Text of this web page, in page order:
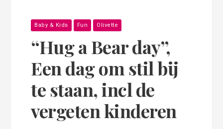
Baby & Kids Fun Olivette
“Hug a Bear day”,
Een dag om stil bij
te staan, incl de
vergeten kinderen